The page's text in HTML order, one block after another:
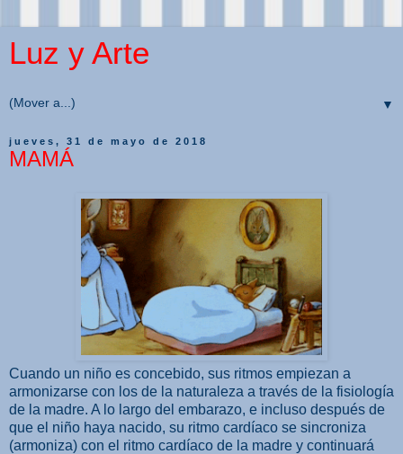
Luz y Arte
▼
jueves, 31 de mayo de 2018
MAMÁ
Cuando un niño es concebido, sus ritmos empiezan a
armonizarse con los de la naturaleza a través de la fisiología
de la madre. A lo largo del embarazo, e incluso después de
que el niño haya nacido, su ritmo cardíaco se sincroniza
(armoniza) con el ritmo cardíaco de la madre y continuará